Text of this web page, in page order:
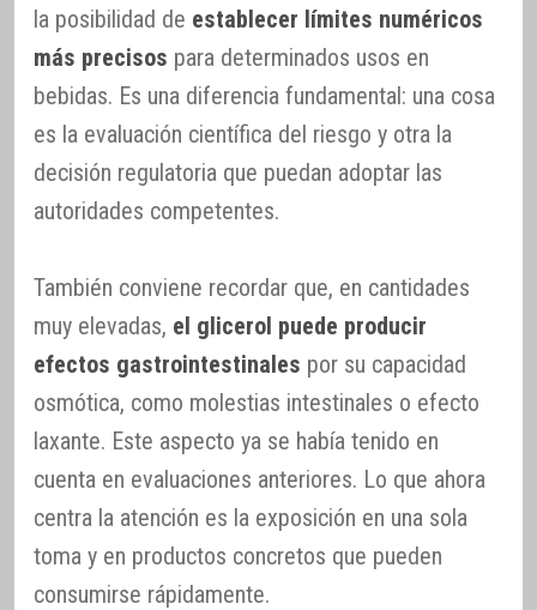
la posibilidad de establecer límites numéricos
más precisos para determinados usos en
bebidas. Es una diferencia fundamental: una cosa
es la evaluación científica del riesgo y otra la
decisión regulatoria que puedan adoptar las
autoridades competentes.
También conviene recordar que, en cantidades
muy elevadas, el glicerol puede producir
efectos gastrointestinales por su capacidad
osmótica, como molestias intestinales o efecto
laxante. Este aspecto ya se había tenido en
cuenta en evaluaciones anteriores. Lo que ahora
centra la atención es la exposición en una sola
toma y en productos concretos que pueden
consumirse rápidamente.